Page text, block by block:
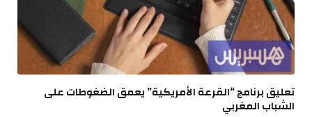
تعليق برنامج “القرعة الأمريكية” يعمق الضغوطات على
الشباب المغربي